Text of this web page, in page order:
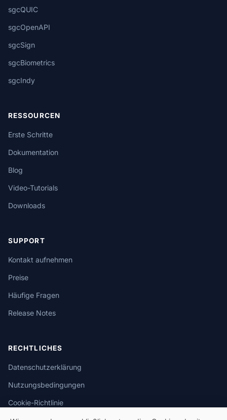
sgcQUIC
sgcOpenAPI
sgcSign
sgcBiometrics
sgcIndy
RESSOURCEN
Erste Schritte
Dokumentation
Blog
Video-Tutorials
Downloads
SUPPORT
Kontakt aufnehmen
Preise
Häufige Fragen
Release Notes
RECHTLICHES
Datenschutzerklärung
Nutzungsbedingungen
Cookie-Richtlinie